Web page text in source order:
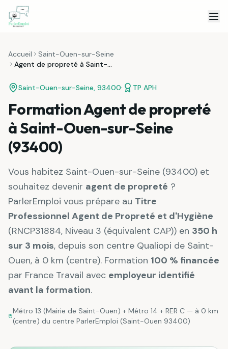
Skip to content
Accueil
Saint-Ouen-sur-Seine
Agent de propreté à Saint-Ouen-sur-Seine
Saint-Ouen-sur-Seine, 93400· TP APH
Formation Agent de propreté
à Saint-Ouen-sur-Seine
(93400)
Vous habitez Saint-Ouen-sur-Seine (93400) et
souhaitez devenir agent de propreté ?
ParlerEmploi vous prépare au Titre
Professionnel Agent de Propreté et d'Hygiène
(RNCP31884, Niveau 3 (équivalent CAP)) en 350 h
sur 3 mois, depuis son centre Qualiopi de Saint-
Ouen, à 0 km (centre). Formation 100 % financée
par France Travail avec employeur identifié
avant la formation.
Métro 13 (Mairie de Saint-Ouen) + Métro 14 + RER C— à 0 km
(centre) du centre ParlerEmploi (Saint-Ouen 93400)